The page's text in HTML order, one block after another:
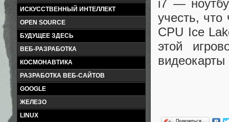
ИСКУССТВЕННЫЙ ИНТЕЛЛЕКТ
OPEN SOURCE
БУДУЩЕЕ ЗДЕСЬ
ВЕБ-РАЗРАБОТКА
КОСМОНАВТИКА
РАЗРАБОТКА ВЕБ-САЙТОВ
GOOGLE
ЖЕЛЕЗО
LINUX
i7 —
учесть,
CPU Ice
этой